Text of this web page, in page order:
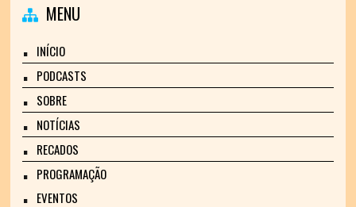
MENU
INÍCIO
PODCASTS
SOBRE
NOTÍCIAS
RECADOS
PROGRAMAÇÃO
EVENTOS